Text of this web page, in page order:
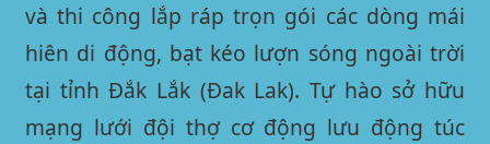
và thi công lắp ráp trọn gói các dòng mái
hiên di động, bạt kéo lượn sóng ngoài trời
tại tỉnh Đắk Lắk (Đak Lak). Tự hào sở hữu
mạng lưới đội thợ cơ động lưu động túc